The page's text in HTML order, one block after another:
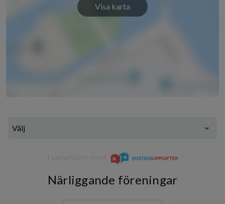
Visa karta
Välj
I samarbete med
Närliggande föreningar